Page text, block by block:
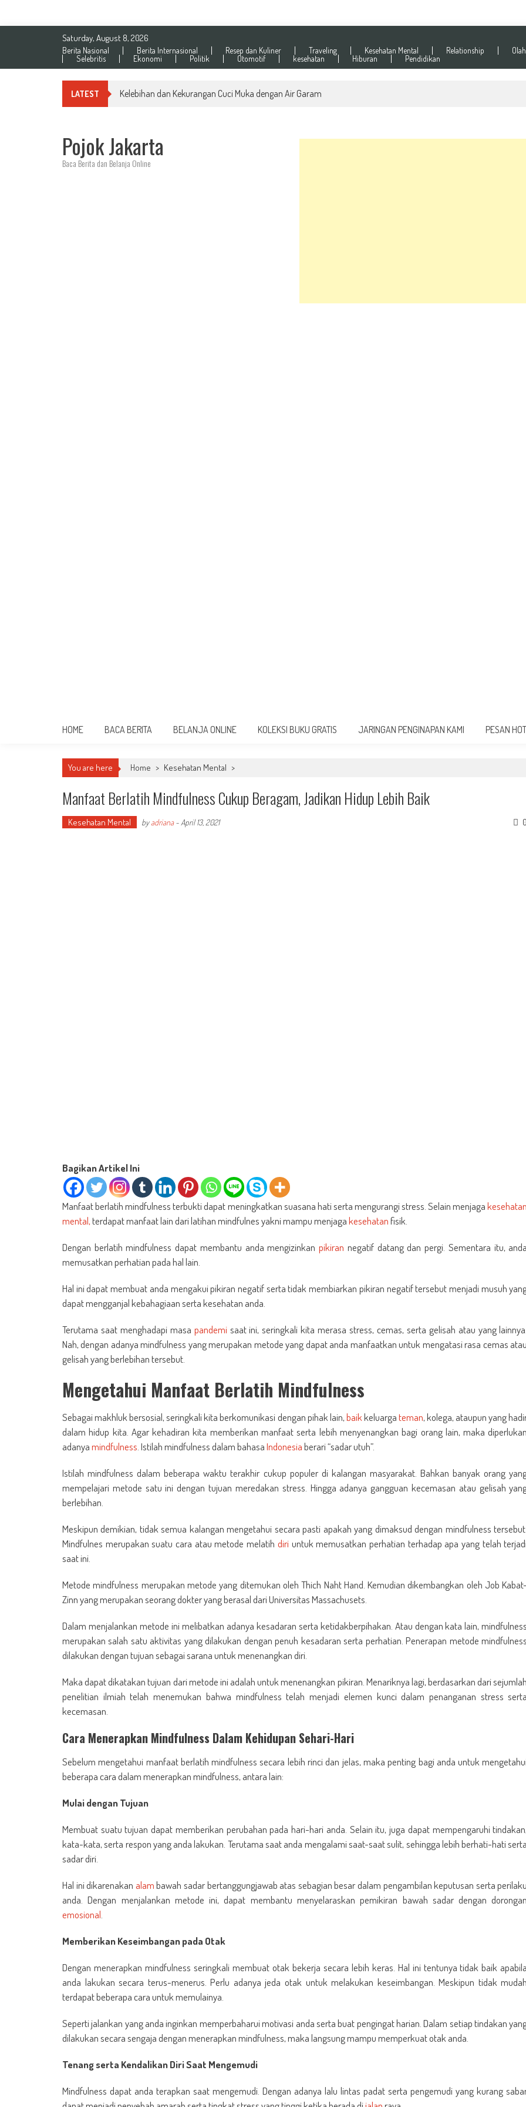
Saturday, August 8, 2026
Berita Nasional Berita Internasional Resep dan Kuliner Traveling Kesehatan Mental Relationship
Selebritis
Ekonomi Politik Otomotif kesehatan Hiburan Pendidikan
LATEST Kelebihan dan Kekurangan Cuci Muka dengan Air Garam
Pojok Jakarta
Baca Berita dan Belanja Online
HOME BACA BERITA BELANJA ONLINE KOLEKSI BUKU GRATIS JARINGAN PENGINAPAN KAMI PESAN
You are here Home > Kesehatan Mental >
Manfaat Berlatih Mindfulness Cukup Beragam, Jadikan Hidup Lebih Baik
Kesehatan Mental byadriana- April 13, 2021 0
Bagikan Artikel Ini
Manfaat berlatih mindfulness terbukti dapat meningkatkan suasana hati serta mengurangi stress. Selain menjagakesehatan
mental,terdapat manfaat lain dari latihan mindfulnes yakni mampu menjagakesehatanfisik.
Dengan berlatih mindfulness dapat membantu anda mengizinkanpikiran negatif datang dan pergi. Sementara itu, anda
memusatkan perhatian pada hal lain.
Hal ini dapat membuat anda mengakui pikiran negatif serta tidak membiarkan pikiran negatif tersebut menjadi musuh
dapat mengganjal kebahagiaan serta kesehatan anda.
Terutama saat menghadapi masa pandemisaat ini, seringkali kita merasa stress, cemas, serta gelisah atau yang lainnya.
Nah, dengan adanya mindfulness yang merupakan metode yang dapat anda manfaatkan untuk mengatasi rasa cemas atau
gelisah yang berlebihan tersebut.
Mengetahui Manfaat Berlatih Mindfulness
Sebagai makhluk bersosial, seringkali kita berkomunikasi dengan pihak lain,baikkeluargateman, kolega, ataupun yang
dalam hidup kita. Agar kehadiran kita memberikan manfaat serta lebih menyenangkan bagi orang lain, maka diperlukan
adanyamindfulness . Istilah mindfulness dalam bahasaIndonesiaberari “sadar utuh”.
Istilah mindfulness dalam beberapa waktu terakhir cukup populer di kalangan masyarakat. Bahkan banyak orang
mempelajari metode satu ini dengan tujuan meredakan stress. Hingga adanya gangguan kecemasan atau gelisah
berlebihan.
Meskipun demikian, tidak semua kalangan mengetahui secara pasti apakah yang dimaksud dengan mindfulness tersebut.
Mindfulnes merupakan suatu cara atau metode melatih diriuntuk memusatkan perhatian terhadap apa yang telah
saat ini.
Metode mindfulness merupakan metode yang ditemukan oleh Thich Naht Hand. Kemudian dikembangkan oleh Job Kabat-
Zinn yang merupakan seorang dokter yang berasal dari Universitas Massachusets.
Dalam menjalankan metode ini melibatkan adanya kesadaran serta ketidakberpihakan. Atau dengan kata lain, mindfulness
merupakan salah satu aktivitas yang dilakukan dengan penuh kesadaran serta perhatian. Penerapan metode mindfulness
dilakukan dengan tujuan sebagai sarana untuk menenangkan diri.
Maka dapat dikatakan tujuan dari metode ini adalah untuk menenangkan pikiran. Menariknya lagi, berdasarkan dari sejumlah
penelitian ilmiah telah menemukan bahwa mindfulness telah menjadi elemen kunci dalam penanganan stress serta
kecemasan.
Cara Menerapkan Mindfulness Dalam Kehidupan Sehari-Hari
Sebelum mengetahui manfaat berlatih mindfulness secara lebih rinci dan jelas, maka penting bagi anda untuk
beberapa cara dalam menerapkan mindfulness, antara lain:
Mulai dengan Tujuan
Membuat suatu tujuan dapat memberikan perubahan pada hari-hari anda. Selain itu, juga dapat mempengaruhi tindakan,
kata-kata, serta respon yang anda lakukan. Terutama saat anda mengalami saat-saat sulit, sehingga lebih berhati-hati serta
sadar diri.
Hal ini dikarenakan alambawah sadar bertanggungjawab atas sebagian besar dalam pengambilan keputusan serta perilaku
anda. Dengan menjalankan metode ini, dapat membantu menyelaraskan pemikiran bawah sadar dengan dorongan
emosional
Memberikan Keseimbangan pada Otak
Dengan menerapkan mindfulness seringkali membuat otak bekerja secara lebih keras. Hal ini tentunya tidak baik apabila
anda lakukan secara terus-menerus. Perlu adanya jeda otak untuk melakukan keseimbangan. Meskipun tidak mudah
terdapat beberapa cara untuk memulainya.
Seperti jalankan yang anda inginkan memperbaharui motivasi anda serta buat pengingat harian. Dalam setiap tindakan
dilakukan secara sengaja dengan menerapkan mindfulness, maka langsung mampu memperkuat otak anda.
Tenang serta Kendalikan Diri Saat Mengemudi
Mindfulness dapat anda terapkan saat mengemudi. Dengan adanya lalu lintas padat serta pengemudi yang kurang